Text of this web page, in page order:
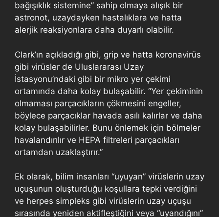
bağışıklık sistemine” sahip olmaya alışık bir
astronot, uzaydayken hastalıklara ve hatta
alerjik reaksiyonlara daha duyarlı olabilir.
Clark’ın açıkladığı gibi, grip ve hatta koronavirüs
gibi virüsler de Uluslararası Uzay
İstasyonu’ndaki gibi bir mikro yer çekimi
ortamında daha kolay bulaşabilir. “Yer çekiminin
olmaması parçacıkların çökmesini engeller,
böylece parçacıklar havada asılı kalırlar ve daha
kolay bulaşabilirler. Bunu önlemek için bölmeler
havalandırılır ve HEPA filtreleri parçacıkları
ortamdan uzaklaştırır.”
Ek olarak, bilim insanları “uyuyan” virüslerin uzay
uçuşunun oluşturduğu koşullara tepki verdiğini
ve herpes simpleks gibi virüslerin uzay uçuşu
sırasında yeniden aktifleştiğini veya “uyandığını”